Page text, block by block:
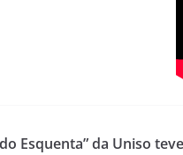
Esquenta” da Uniso